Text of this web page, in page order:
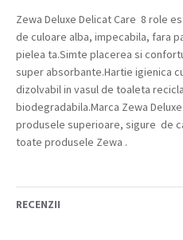
Zewa Deluxe Delicat Care 8 role
de culoare alba, impecabila, fara
pielea ta.Simte placerea si
super absorbante.Hartie igienica
dizolvabil in vasul de toaleta
biodegradabila.Marca Zewa
produsele superioare, sigure de
toate produsele Zewa .
RECENZII